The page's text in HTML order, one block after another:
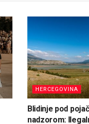
HERCEGOVINA
Blidinje pod
nadzorom: